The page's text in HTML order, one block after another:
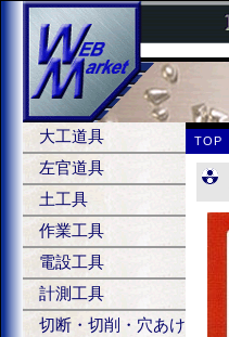
大工道具
左官道具
土工具
作業工具
電設工具
計測工具
切断・切削・穴あけ
TOP